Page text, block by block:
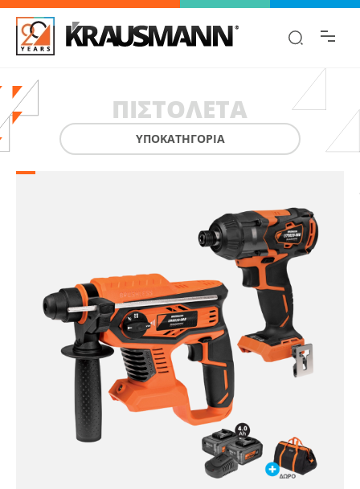
ΠΙΣΤΟΛΈΤΑ
ΥΠΟΚΑΤΗΓΟΡΙΑ
Βρες γρήγορα την πληροφορία που
ψάχνεις!